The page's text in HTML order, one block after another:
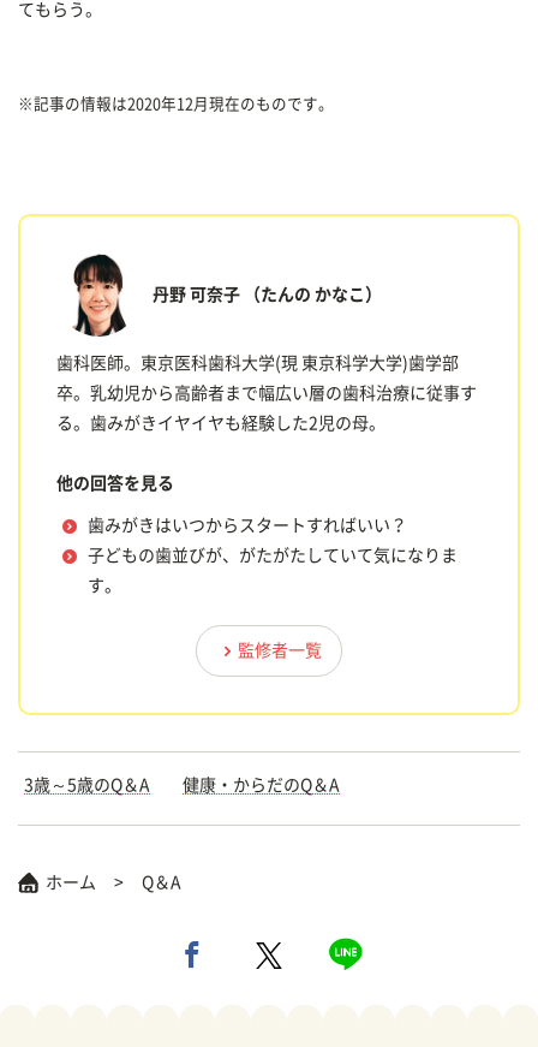
てもらう。
※記事の情報は2020年12月現在のものです。
丹野 可奈子 （たんの かなこ）
歯科医師。東京医科歯科大学(現 東京科学大学)歯学部
卒。乳幼児から高齢者まで幅広い層の歯科治療に従事す
る。歯みがきイヤイヤも経験した2児の母。
他の回答を見る
歯みがきはいつからスタートすればいい？
子どもの歯並びが、がたがたしていて気になりま
す。
監修者一覧
3歳～5歳のQ＆A 健康・からだのQ＆A
ホーム Q＆A